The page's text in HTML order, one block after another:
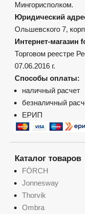
Мингорисполком.
Юридический
Ольшевского 7,
Интернет-магазин
Торговом реестре
07.06.2016 г.
Способы оплаты:
наличный расчет
безналичный
ЕРИП
Каталог товаров
FÖRCH
Jonnesway
Thorvik
Ombra